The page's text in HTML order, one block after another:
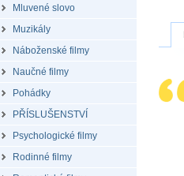
Mluvené slovo
Muzikály
Náboženské filmy
Naučné filmy
Pohádky
PŘÍSLUŠENSTVÍ
Psychologické filmy
Rodinné filmy